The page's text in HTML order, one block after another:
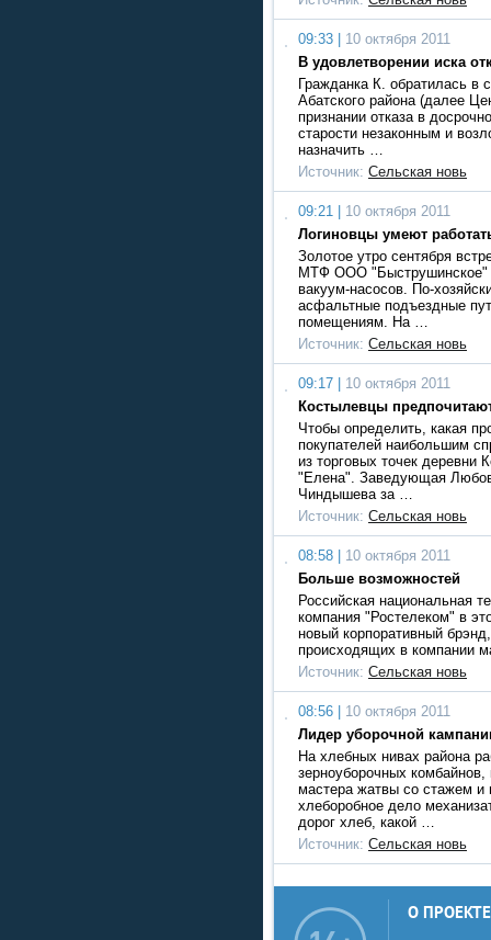
09:33 |
10 октября 2011
В удовлетворении иска
Гражданка К. обратилась
Абатского района (далее
признании отказа в
старости незаконным и
назначить …
Источник: Сельская новь
09:21 |
10 октября 2011
Логиновцы умеют
Золотое утро сентября
МТФ ООО "Быструшинское"
вакуум-насосов. По-
асфальтные подъездные
помещениям. На …
Источник: Сельская новь
09:17 |
10 октября 2011
Костылевцы
Чтобы определить, какая
покупателей наибольшим
из торговых точек деревни
"Елена". Заведующая
Чиндышева за …
Источник: Сельская новь
08:58 |
10 октября 2011
Больше возможностей
Российская национальная
компания "Ростелеком" в
новый корпоративный
происходящих в компании
Источник: Сельская новь
08:56 |
10 октября 2011
Лидер уборочной
На хлебных нивах района
зерноуборочных
мастера жатвы со стажем
хлеборобное дело
дорог хлеб, какой …
Источник: Сельская новь
О ПРОЕКТЕ